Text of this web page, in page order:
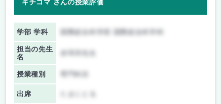
キチコマ さんの授業評価
学部 学科 国際総合科学部 国際総合科学科
担当の先生
名
授業種別
出席